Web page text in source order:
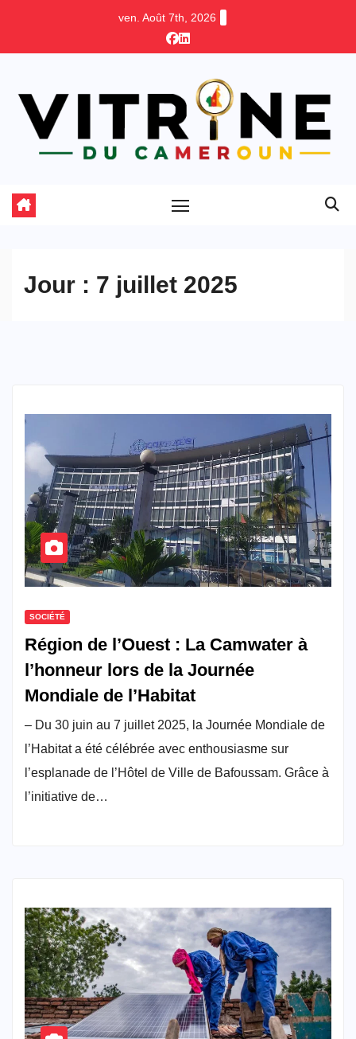
ven. Août 7th, 2026
Jour : 7 juillet 2025
SOCIÉTÉ
Région de l’Ouest : La Camwater à
l’honneur lors de la Journée
Mondiale de l’Habitat
– Du 30 juin au 7 juillet 2025, la Journée Mondiale de
l’Habitat a été célébrée avec enthousiasme sur
l’esplanade de l’Hôtel de Ville de Bafoussam. Grâce à
l’initiative de…